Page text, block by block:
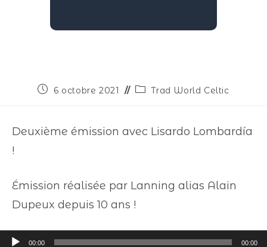
6 octobre 2021 Trad World Celtic
Deuxième émission avec Lisardo Lombardía
!
Émission réalisée par Lanning alias Alain
Dupeux depuis 10 ans !
Lecteur
00:00 00:00